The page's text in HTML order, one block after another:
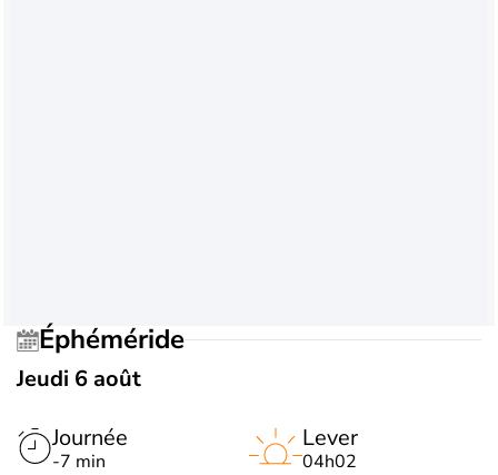
Éphéméride
Jeudi 6 août
Journée
-7 min
Lever
04h02